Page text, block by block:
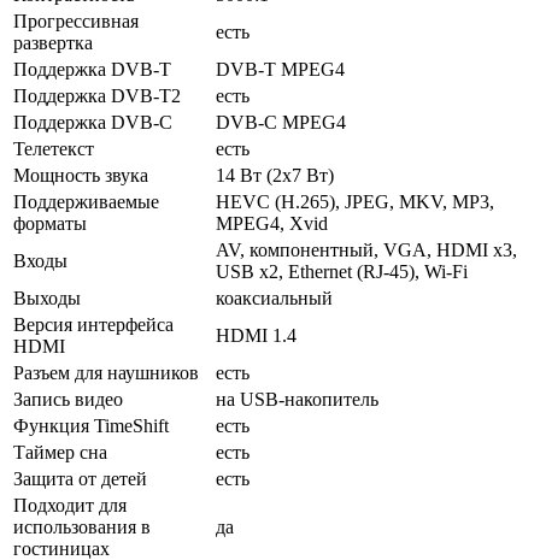
Прогрессивная
развертка
есть
Поддержка DVB-T
DVB-T MPEG4
Поддержка DVB-T2
есть
Поддержка DVB-C
DVB-C MPEG4
Телетекст
есть
Мощность звука
14 Вт (2х7 Вт)
Поддерживаемые
форматы
HEVC (H.265), JPEG, MKV, MP3,
MPEG4, Xvid
Входы
AV, компонентный, VGA, HDMI x3,
USB x2, Ethernet (RJ-45), Wi-Fi
Выходы
коаксиальный
Версия интерфейса
HDMI
HDMI 1.4
Разъем для наушников
есть
Запись видео
на USB-накопитель
Функция TimeShift
есть
Таймер сна
есть
Защита от детей
есть
Подходит для
использования в
гостиницах
да